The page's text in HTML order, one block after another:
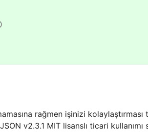
rağmen işinizi
v2.3.1 MIT lisanslı ticari